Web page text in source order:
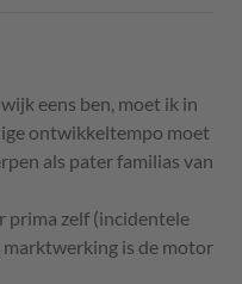
eens ben, moet ik in
ontwikkeltempo moet
als pater familias van
prima zelf (incidentele
marktwerking is de motor